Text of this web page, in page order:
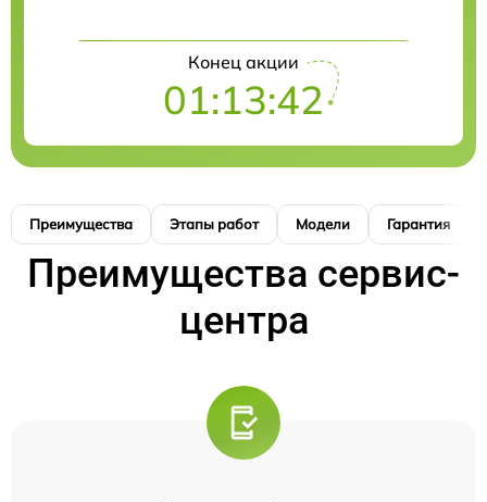
Конец акции
01:13:41
Преимущества Этапы работ Модели Гарантия
Преимущества сервис-
центра